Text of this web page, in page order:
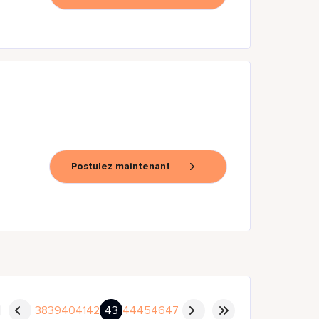
Postulez maintenant
3839404142 43 44454647